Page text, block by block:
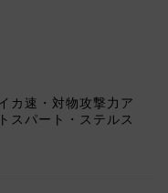
カ速・対物攻撃力ア
スパート・ステルス